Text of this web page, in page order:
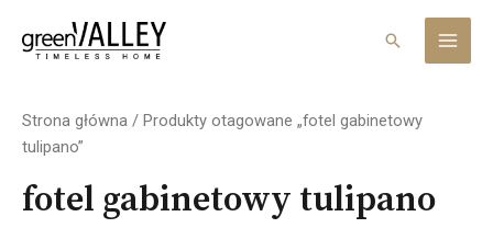
content
Search
Strona główna / Produkty otagowane „fotel gabinetowy
tulipano”
fotel gabinetowy tulipano